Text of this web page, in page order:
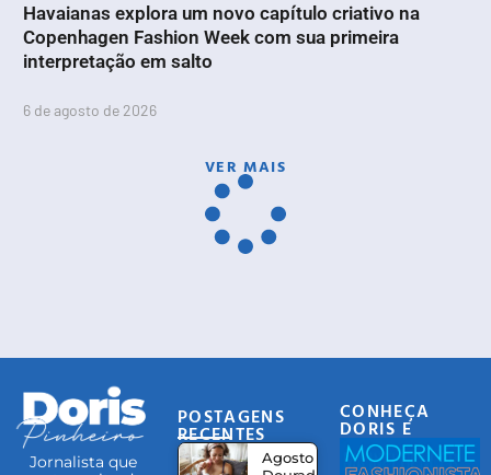
Havaianas explora um novo capítulo criativo na
Copenhagen Fashion Week com sua primeira
interpretação em salto
6 de agosto de 2026
VER MAIS
Jornalista que
POSTAGENS
RECENTES
Agosto
CONHEÇA
DORIS E
EQUIPE